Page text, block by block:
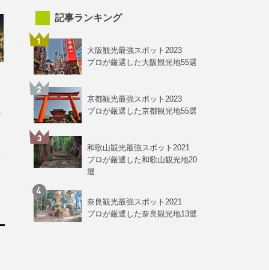
記事ランキング
大阪観光最強スポット2023
プロが厳選した大阪観光地55選
京都観光最強スポット2023
プロが厳選した京都観光地55選
和歌山観光最強スポット2021
プロが厳選した和歌山観光地20
選
奈良観光最強スポット2021
プロが厳選した奈良観光地13選